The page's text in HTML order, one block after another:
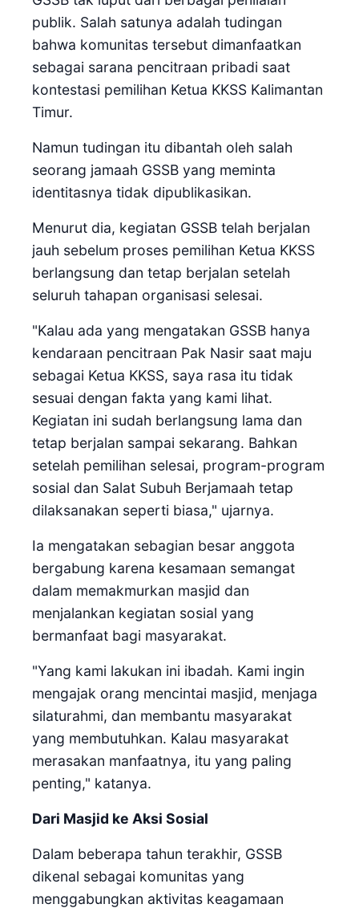
publik. Salah satunya adalah tudingan
bahwa komunitas tersebut dimanfaatkan
sebagai sarana pencitraan pribadi saat
kontestasi pemilihan Ketua KKSS Kalimantan
Timur.
Namun tudingan itu dibantah oleh salah
seorang jamaah GSSB yang meminta
identitasnya tidak dipublikasikan.
Menurut dia, kegiatan GSSB telah berjalan
jauh sebelum proses pemilihan Ketua KKSS
berlangsung dan tetap berjalan setelah
seluruh tahapan organisasi selesai.
"Kalau ada yang mengatakan GSSB hanya
kendaraan pencitraan Pak Nasir saat maju
sebagai Ketua KKSS, saya rasa itu tidak
sesuai dengan fakta yang kami lihat.
Kegiatan ini sudah berlangsung lama dan
tetap berjalan sampai sekarang. Bahkan
setelah pemilihan selesai, program-program
sosial dan Salat Subuh Berjamaah tetap
dilaksanakan seperti biasa," ujarnya.
Ia mengatakan sebagian besar anggota
bergabung karena kesamaan semangat
dalam memakmurkan masjid dan
menjalankan kegiatan sosial yang
bermanfaat bagi masyarakat.
"Yang kami lakukan ini ibadah. Kami ingin
mengajak orang mencintai masjid, menjaga
silaturahmi, dan membantu masyarakat
yang membutuhkan. Kalau masyarakat
merasakan manfaatnya, itu yang paling
penting," katanya.
Dari Masjid ke Aksi Sosial
Dalam beberapa tahun terakhir, GSSB
dikenal sebagai komunitas yang
menggabungkan aktivitas keagamaan